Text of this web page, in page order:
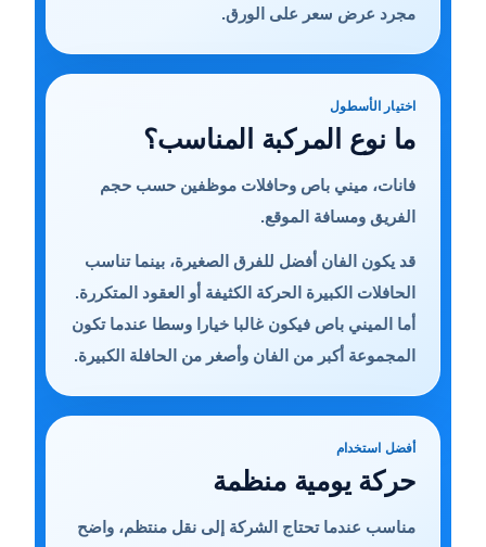
مجرد عرض سعر على الورق.
اختيار الأسطول
ما نوع المركبة المناسب؟
فانات، ميني باص وحافلات موظفين حسب حجم
الفريق ومسافة الموقع.
قد يكون الفان أفضل للفرق الصغيرة، بينما تناسب
الحافلات الكبيرة الحركة الكثيفة أو العقود المتكررة.
أما الميني باص فيكون غالبا خيارا وسطا عندما تكون
المجموعة أكبر من الفان وأصغر من الحافلة الكبيرة.
أفضل استخدام
حركة يومية منظمة
مناسب عندما تحتاج الشركة إلى نقل منتظم، واضح